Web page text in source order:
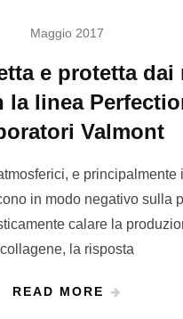
Maggio 2017
e protetta dai
la linea
Valmont
e principalmente
in modo negativo sulla
calare la
collagene, la risposta
READ MORE